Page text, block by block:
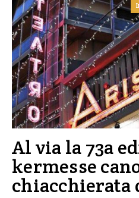
Al via la 73a
kermesse
chiacchierata